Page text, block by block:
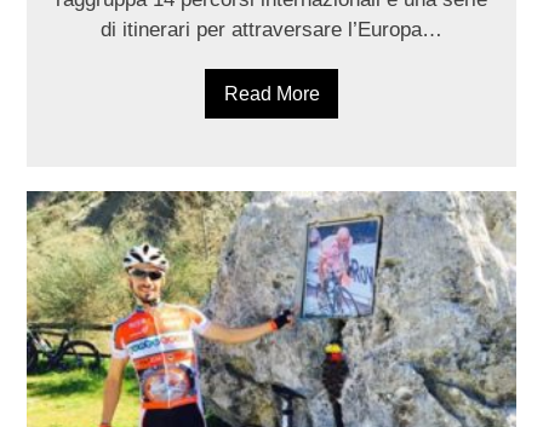
di itinerari per attraversare l’Europa…
Read More